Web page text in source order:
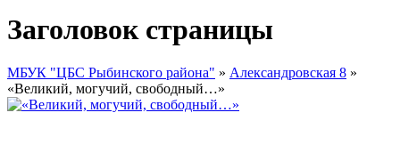
Заголовок страницы
МБУК "ЦБС Рыбинского района" » Александровская 8 »
«Великий, могучий, свободный…»